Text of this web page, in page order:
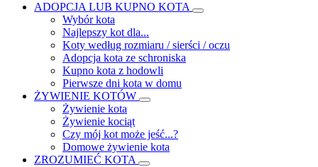
ADOPCJA LUB KUPNO KOTA
Wybór kota
Najlepszy kot dla...
Koty według rozmiaru / sierści / oczu
Adopcja kota ze schroniska
Kupno kota z hodowli
Pierwsze dni kota w domu
ŻYWIENIE KOTÓW
Żywienie kota
Żywienie kociąt
Czy mój kot może jeść...?
Domowe żywienie kota
ZROZUMIEĆ KOTA